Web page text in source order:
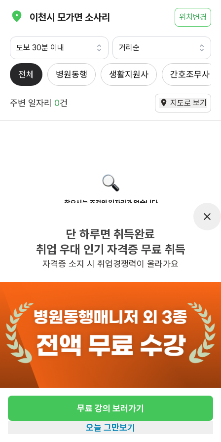
이천시 모가면 소사리 위치변경
도보 30분 이내 거리순
전체 병원동행 생활지원사 간호조무사
주변 일자리 0건 지도로 보기
찾으시는 조건의 일자리가 없습니다
반경 3KM 이내의 일자리 확인하기
단 하루면 취득완료
취업 우대 인기 자격증 무료 취득
자격증 소지 시 취업경쟁력이 올라가요
무료 강의 보러가기
오늘 그만보기